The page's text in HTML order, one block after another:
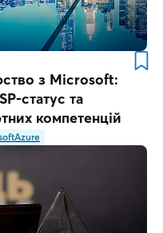
з Microsoft:
статус та
компетенцій